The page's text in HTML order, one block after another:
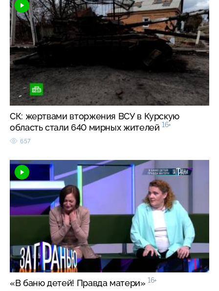
СК: жертвами вторжения ВСУ в Курскую
область стали 640 мирных жителей 16+
657
«В баню детей! Правда матери» 16+